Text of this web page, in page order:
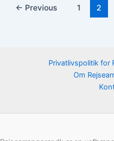
← Previous 1 2
Privatlivspolitik for
Om